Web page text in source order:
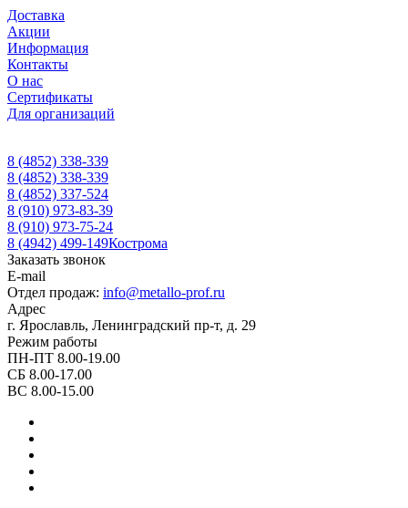
Доставка
Акции
Информация
Контакты
О нас
Сертификаты
Для организаций
8 (4852) 338-339
8 (4852) 338-339
8 (4852) 337-524
8 (910) 973-83-39
8 (910) 973-75-24
8 (4942) 499-149Кострома
Заказать звонок
E-mail
Отдел продаж: info@metallo-prof.ru
Адрес
г. Ярославль, Ленинградский пр-т, д. 29
Режим работы
ПН-ПТ 8.00-19.00
СБ 8.00-17.00
ВС 8.00-15.00